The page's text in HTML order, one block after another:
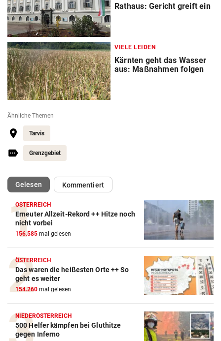
Rathaus: Gericht greift ein
VIELE LEIDEN
Kärnten geht das Wasser
aus: Maßnahmen folgen
Ähnliche Themen
Tarvis
Grenzgebiet
Gelesen(ausgewählt)Kommentiert
ÖSTERREICH
Erneuter Allzeit-Rekord ++ Hitze noch
nicht vorbei
156.585 mal gelesen
ÖSTERREICH
Das waren die heißesten Orte ++ So
geht es weiter
154.260 mal gelesen
NIEDERÖSTERREICH
500 Helfer kämpfen bei Gluthitze
gegen Inferno